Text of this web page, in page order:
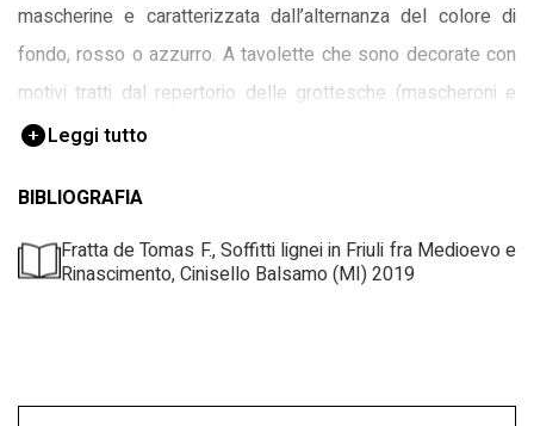
mascherine e caratterizzata dall’alternanza del colore di
fondo, rosso o azzurro. A tavolette che sono decorate con
motivi tratti dal repertorio delle grottesche (mascheroni e
sirene vegetali) e con scene e figure tratte da stampe e
ultimi sono inseriti su scudi sagomati e posti su un fondo
circoscritto da una semplice cornice rettangolare;
completano la decorazione nastri svolazzanti e due rametti
Leggi tutto
BIBLIOGRAFIA
Fratta de Tomas F., Soffitti lignei in Friuli fra Medioevo e
Rinascimento, Cinisello Balsamo (MI) 2019